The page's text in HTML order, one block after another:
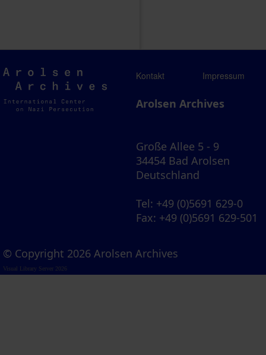
Arolsen
Archives
Kontakt Impressum
Arolsen Archives
Große Allee 5 - 9
34454 Bad Arolsen
Deutschland
Tel: +49 (0)5691 629-0
Fax: +49 (0)5691 629-501
© Copyright 2026 Arolsen Archives
Visual Library Server 2026